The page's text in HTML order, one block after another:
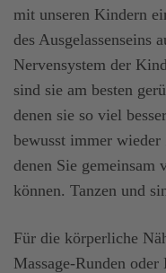
mit unseren Kindern
des Ausgelassenseins
Nervensystem der
sind sie am besten
denen sie so viel
bewusst immer
denen Sie gemeinsam
können. Tanzen und
Für die körperliche
Massage-Runden